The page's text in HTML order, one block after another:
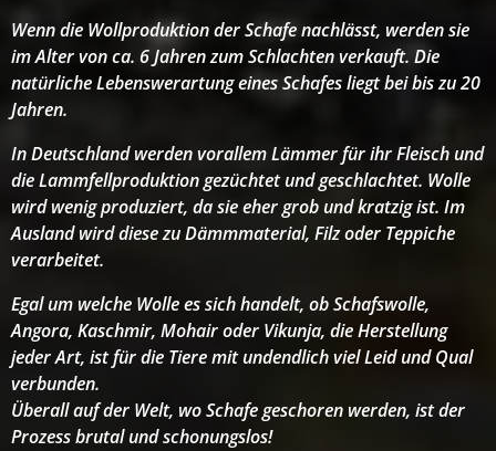
Wenn die Wollproduktion der Schafe nachlässt, werden sie
im Alter von ca. 6 Jahren zum Schlachten verkauft. Die
natürliche Lebenswerartung eines Schafes liegt bei bis zu 20
Jahren.
In Deutschland werden vorallem Lämmer für ihr Fleisch und
die Lammfellproduktion gezüchtet und geschlachtet. Wolle
wird wenig produziert, da sie eher grob und kratzig ist. Im
Ausland wird diese zu Dämmmaterial, Filz oder Teppiche
verarbeitet.
Egal um welche Wolle es sich handelt, ob Schafswolle,
Angora, Kaschmir, Mohair oder Vikunja, die Herstellung
jeder Art, ist für die Tiere mit undendlich viel Leid und Qual
verbunden.
Überall auf der Welt, wo Schafe geschoren werden, ist der
Prozess brutal und schonungslos!